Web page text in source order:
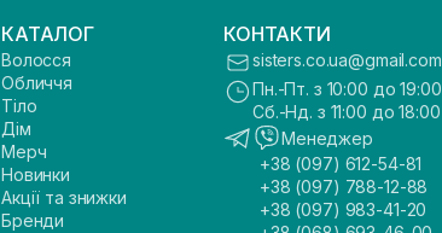
КАТАЛОГ
Волосся
Обличчя
Тіло
Дім
Мерч
Новинки
Акції та знижки
Бренди
КОНТАКТИ
sisters.co.ua@gmail.com
Пн.-Пт. з 10:00 до 19:00
Сб.-Нд. з 11:00 до 18:00
Менеджер
+38 (097) 612-54-81
+38 (097) 788-12-88
+38 (097) 983-41-20